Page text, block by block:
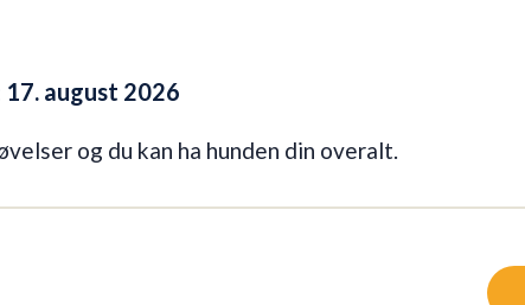
17. august 2026
og du kan ha hunden din overalt.